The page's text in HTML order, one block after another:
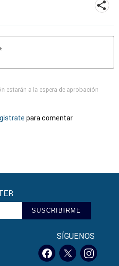
estarán a la espera de aprobación
para comentar
SUSCRIBIRME
SÍGUENOS